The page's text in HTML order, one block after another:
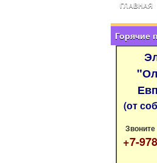
ГЛАВНАЯ
Горячие
(от
+7-